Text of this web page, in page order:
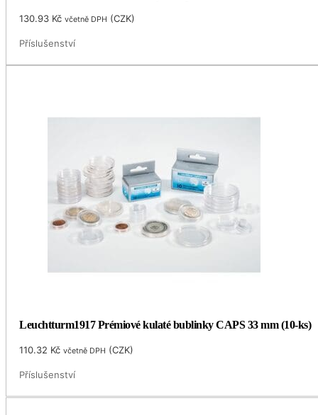
130.93 Kč včetně DPH (CZK)
Příslušenství
Leuchtturm1917 Prémiové kulaté bublinky CAPS 33 mm (10-ks)
110.32 Kč včetně DPH (CZK)
Příslušenství